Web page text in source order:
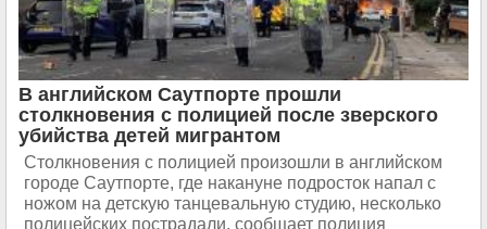
В английском Саутпорте прошли
столкновения с полицией после зверского
убийства детей мигрантом
Столкновения с полицией произошли в английском
городе Саутпорте, где накануне подросток напал с
ножом на детскую танцевальную студию, несколько
полицейских пострадали, сообщает полиция